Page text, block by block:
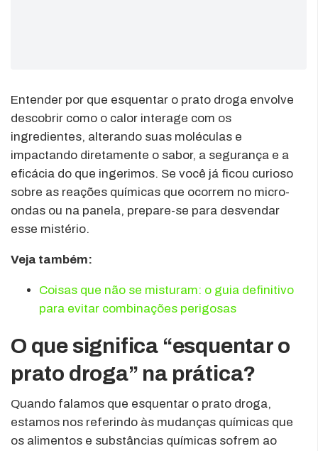
Entender por que esquentar o prato droga envolve
descobrir como o calor interage com os
ingredientes, alterando suas moléculas e
impactando diretamente o sabor, a segurança e a
eficácia do que ingerimos. Se você já ficou curioso
sobre as reações químicas que ocorrem no micro-
ondas ou na panela, prepare-se para desvendar
esse mistério.
Veja também:
Coisas que não se misturam: o guia definitivo
para evitar combinações perigosas
O que significa “esquentar o
prato droga” na prática?
Quando falamos que esquentar o prato droga,
estamos nos referindo às mudanças químicas que
os alimentos e substâncias químicas sofrem ao